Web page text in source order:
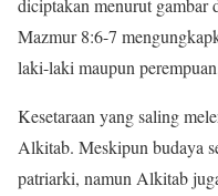
diciptakan menurut
Mazmur 8:6-7
laki-laki maupun
Kesetaraan yang saling
Alkitab. Meskipun budaya
patriarki, namun Alkitab